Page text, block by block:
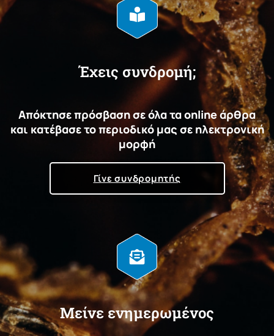
Έχεις συνδρομή;
Απόκτησε πρόσβαση σε όλα τα online άρθρα
και κατέβασε το περιοδικό μας σε ηλεκτρονική
μορφή
Γίνε συνδρομητής
Μείνε ενημερωμένος